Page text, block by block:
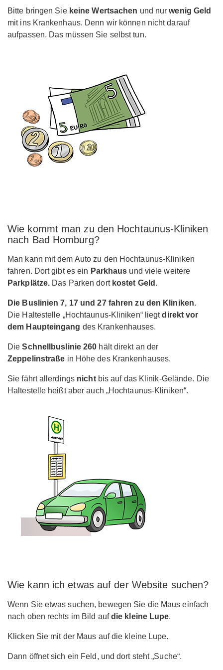
Bitte bringen Sie keine Wertsachen und nurwenig Geld
mit ins Krankenhaus. Denn wir können nicht darauf
aufpassen. Das müssen Sie selbst tun.
Wie kommt man zu den Hochtaunus-Kliniken
nach Bad Homburg?
Man kann mit dem Auto zu den Hochtaunus-Kliniken
fahren. Dort gibt es ein Parkhaus und viele weitere
Parkplätze. Das Parken dort kostet Geld .
Die Buslinien 7, 17 und 27 fahren zu den Kliniken.
Die Haltestelle „Hochtaunus-Kliniken“ liegtdirekt vor
dem Haupteingang des Krankenhauses.
DieSchnellbuslinie 260 hält direkt an der
Zeppelinstraße in Höhe des Krankenhauses.
Sie fährt allerdings nicht bis auf das Klinik-Gelände. Die
Haltestelle heißt aber auch „Hochtaunus-Kliniken“.
Wie kann ich etwas auf der Website suchen?
Wenn Sie etwas suchen, bewegen Sie die Maus einfach
nach oben rechts im Bild aufdie kleine Lupe.
Klicken Sie mit der Maus auf die kleine Lupe.
Dann öffnet sich ein Feld, und dort steht „Suche“.